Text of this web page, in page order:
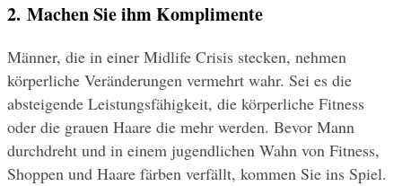
2. Machen Sie ihm Komplimente
Männer, die in einer Midlife Crisis stecken, nehmen
körperliche Veränderungen vermehrt wahr. Sei es die
absteigende Leistungsfähigkeit, die körperliche Fitness
oder die grauen Haare die mehr werden. Bevor Mann
durchdreht und in einem jugendlichen Wahn von Fitness,
Shoppen und Haare färben verfällt, kommen Sie ins Spiel.